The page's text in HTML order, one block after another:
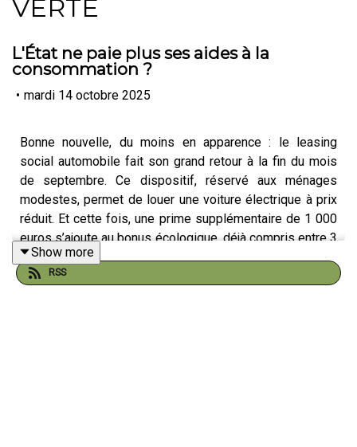
VERTE
L'État ne paie plus ses aides à la
consommation ?
• mardi 14 octobre 2025
Bonne nouvelle, du moins en apparence : le leasing
social automobile fait son grand retour à la fin du mois
de septembre. Ce dispositif, réservé aux ménages
modestes, permet de louer une voiture électrique à prix
réduit. Et cette fois, une prime supplémentaire de 1 000
euros s’ajoute au bonus écologique, déjà compris entre 3
100 et 4 200 euros selon les revenus. De quoi séduire
de nouveaux automobilistes… sauf qu’en coulisses, le
Show more
RSS